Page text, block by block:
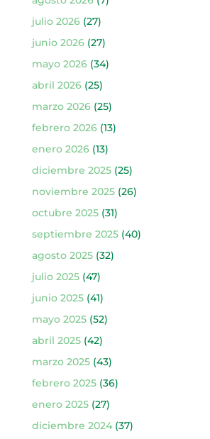
julio 2026(27)
junio 2026(27)
mayo 2026(34)
abril 2026(25)
marzo 2026(25)
febrero 2026(13)
enero 2026(13)
diciembre 2025(25)
noviembre 2025(26)
octubre 2025(31)
septiembre 2025(40)
agosto 2025(32)
julio 2025(47)
junio 2025(41)
mayo 2025(52)
abril 2025(42)
marzo 2025(43)
febrero 2025(36)
enero 2025(27)
diciembre 2024(37)